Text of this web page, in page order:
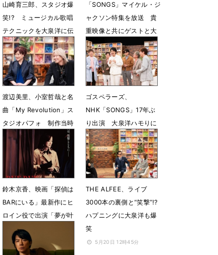
山崎育三郎、スタジオ爆
笑!? ミュージカル歌唱
テクニックを大泉洋に伝
授
7月8日 12時41分
「SONGS」マイケル・ジ
ャクソン特集を放送 貴
重映像と共にゲストと大
泉洋が語り尽くす
6月25日 18時01分
渡辺美里、小室哲哉と名
曲「My Revolution」ス
タジオパフォ 制作当時
の貴重なエピソードも
6月18日 12時13分
ゴスペラーズ、
NHK「SONGS」17年ぶ
り出演 大泉洋ハモりに
挑戦「メチャクチャ気持
ちいい」
6月17日 12時35分
鈴木京香、映画「探偵は
BARにいる」最新作にヒ
ロイン役で出演「夢が叶
い、とても嬉しかった」
5月26日 07時04分
THE ALFEE、ライブ
3000本の裏側と“笑撃”!?
ハプニングに大泉洋も爆
笑
5月20日 12時45分